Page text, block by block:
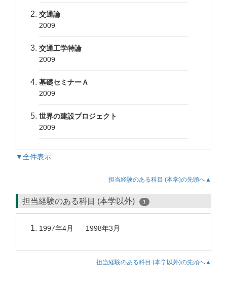
交通論
2009
交通工学特論
2009
基礎セミナーＡ
2009
世界の建設プロジェクト
2009
▼全件表示
担当経験のある科目 (本学)の先頭へ▲
担当経験のある科目 (本学以外) 1
1997年4月 - 1998年3月
担当経験のある科目 (本学以外)の先頭へ▲